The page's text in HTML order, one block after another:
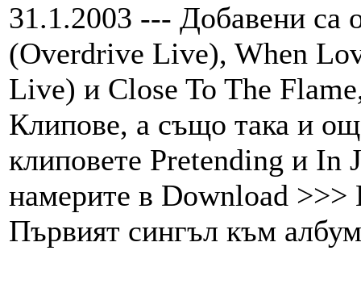
31.1.2003 --- Добавени са
(Overdrive Live), When
Live) и Close To The
Клипове, а също така и
клиповете Pretending и In
намерите в Download
Първият сингъл към